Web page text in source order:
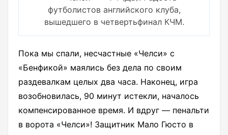
футболистов английского клуба,
вышедшего в четвертьфинал КЧМ.
Пока мы спали, несчастные «Челси» с
«Бенфикой» маялись без дела по своим
раздевалкам целых два часа. Наконец, игра
возобновилась, 90 минут истекли, началось
компенсированное время. И вдруг — пенальти
в ворота «Челси»! Защитник Мало Гюсто в